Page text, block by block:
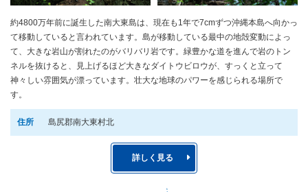
約4800万年前に誕生した南大東島は、現在も1年で7cmずつ沖縄本島へ向かっ
て移動していると言われています。島が移動している最中の地殻変動によっ
て、大きな岩山が割れたのがバリバリ岩です。緑豊かな道を進んで岩のトン
ネルを抜けると、見上げるほど大きなダイトウビロウが、すっくと立って
神々しい雰囲気が漂っています。壮大な地球のパワーを感じられる場所で
す。
住所 島尻郡南大東村北
詳しく見る